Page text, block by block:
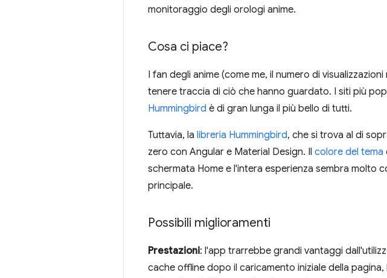
monitoraggio degli orologi anime.
Cosa ci piace?
I fan degli anime (come me, il numero di
tenere traccia di ciò che hanno guardato. I siti più
Hummingbird è di gran lunga il più bello di tutti.
Tuttavia, la libreria Hummingbird, che si trova al di
zero con Angular e Material Design. Il colore del tema
schermata Home e l'intera esperienza sembra molto
principale.
Possibili miglioramenti
Prestazioni: l'app trarrebbe grandi vantaggi
cache offline dopo il caricamento iniziale della